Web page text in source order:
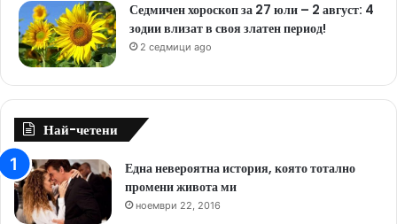
Седмичен хороскоп за 27 юли – 2 август: 4
зодии влизат в своя златен период!
2 седмици ago
Най-четени
Една невероятна история, която тотално
промени живота ми
ноември 22, 2016